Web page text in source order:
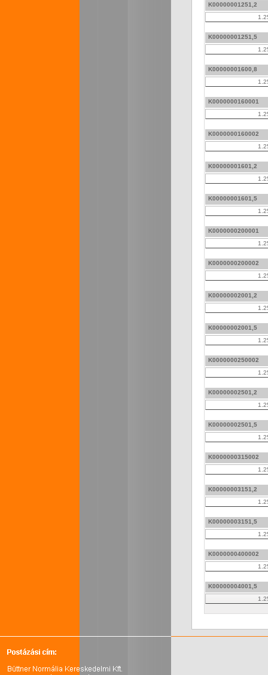
K00000001251,2
K00000001251,5
K00000001600,8
K0000000160001
K0000000160002
K00000001601,2
K00000001601,5
K0000000200001
K0000000200002
K00000002001,2
K00000002001,5
K0000000250002
K00000002501,2
K00000002501,5
K0000000315002
K00000003151,2
K00000003151,5
K0000000400002
K00000004001,5